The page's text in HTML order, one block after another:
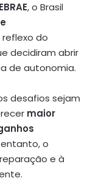
, o Brasil
reflexo do
decidiram abrir
de autonomia.
desafios sejam
maior
entanto, o
e à